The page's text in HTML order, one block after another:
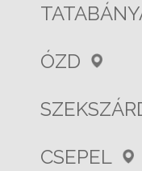
ÓZD
CSEPEL